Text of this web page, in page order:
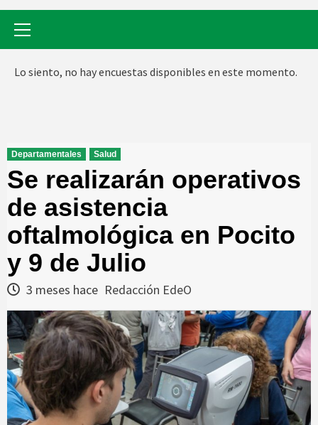
Lo siento, no hay encuestas disponibles en este momento.
Departamentales Salud
Se realizarán operativos
de asistencia
oftalmológica en Pocito
y 9 de Julio
3 meses hace Redacción EdeO